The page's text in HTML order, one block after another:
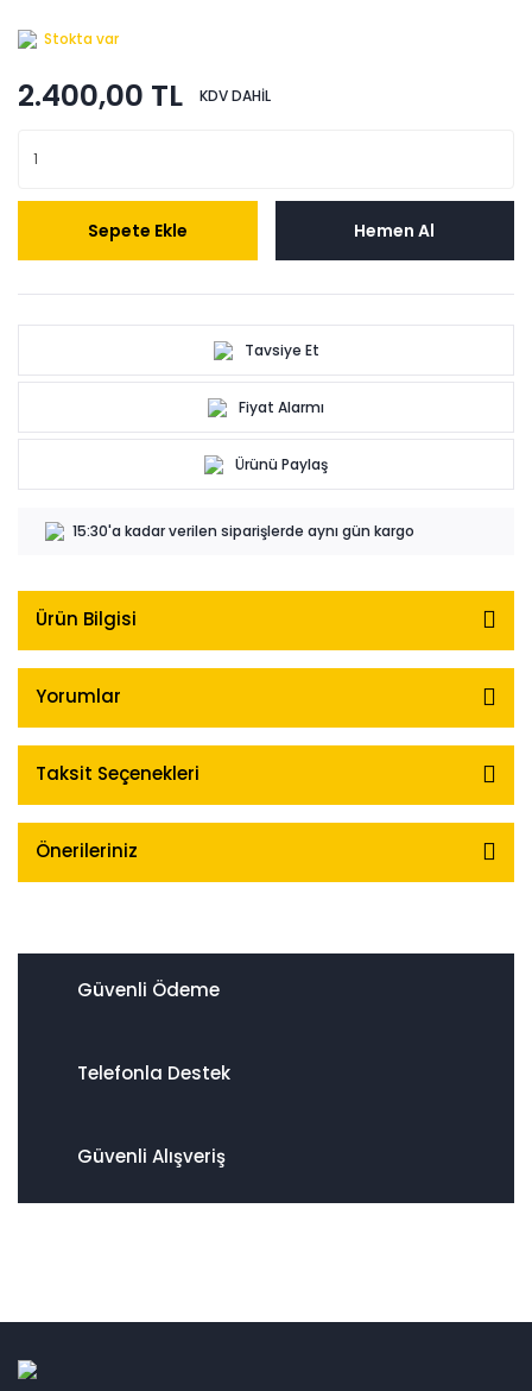
Stokta var
2.400,00 TL KDV DAHİL
Sepete Ekle Hemen Al
Tavsiye Et
Fiyat Alarmı
Ürünü Paylaş
15:30'a kadar verilen siparişlerde aynı gün kargo
Ürün Bilgisi
Yorumlar
Taksit Seçenekleri
Önerileriniz
Güvenli Ödeme
Telefonla Destek
Güvenli Alışveriş